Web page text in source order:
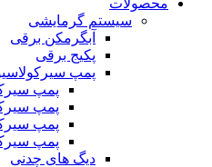
محصولات
سیستم گرمایشی
آبگرمکن برقی
پکیج برقی
پمپ
پمپ
پمپ
پمپ
پمپ
دیگ های چدنی